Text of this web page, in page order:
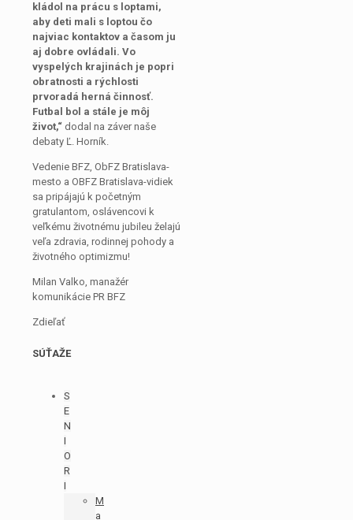
kládol na prácu s loptami,
aby deti mali s loptou čo
najviac kontaktov a časom ju
aj dobre ovládali. Vo
vyspelých krajinách je popri
obratnosti a rýchlosti
prvoradá herná činnosť.
Futbal bol a stále je môj
život,“ dodal na záver naše
debaty Ľ. Horník.
Vedenie BFZ, ObFZ Bratislava-
mesto a OBFZ Bratislava-vidiek
sa pripájajú k početným
gratulantom, oslávencovi k
veľkému životnému jubileu želajú
veľa zdravia, rodinnej pohody a
životného optimizmu!
Milan Valko, manažér
komunikácie PR BFZ
Zdieľať
SÚŤAŽE
S
E
N
I
O
R
I
M
a